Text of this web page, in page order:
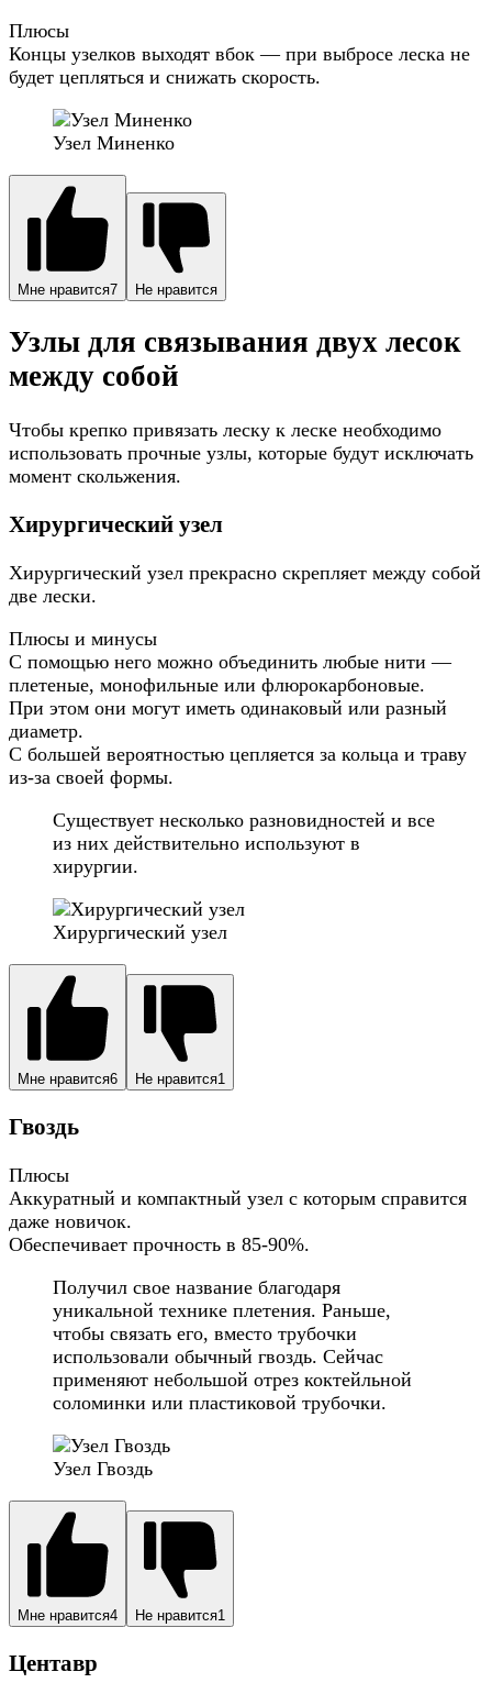
Плюсы
Концы узелков выходят вбок — при выбросе леска не
будет цепляться и снижать скорость.
Узел Миненко
Мне нравится7 Не нравится
Узлы для связывания двух лесок
между собой
Чтобы крепко привязать леску к леске необходимо
использовать прочные узлы, которые будут исключать
момент скольжения.
Хирургический узел
Хирургический узел прекрасно скрепляет между собой
две лески.
Плюсы и минусы
С помощью него можно объединить любые нити —
плетеные, монофильные или флюрокарбоновые.
При этом они могут иметь одинаковый или разный
диаметр.
С большей вероятностью цепляется за кольца и траву
из-за своей формы.
Существует несколько разновидностей и все
из них действительно используют в
хирургии.
Хирургический узел
Мне нравится6 Не нравится1
Гвоздь
Плюсы
Аккуратный и компактный узел с которым справится
даже новичок.
Обеспечивает прочность в 85-90%.
Получил свое название благодаря
уникальной технике плетения. Раньше,
чтобы связать его, вместо трубочки
использовали обычный гвоздь. Сейчас
применяют небольшой отрез коктейльной
соломинки или пластиковой трубочки.
Узел Гвоздь
Мне нравится4 Не нравится1
Центавр